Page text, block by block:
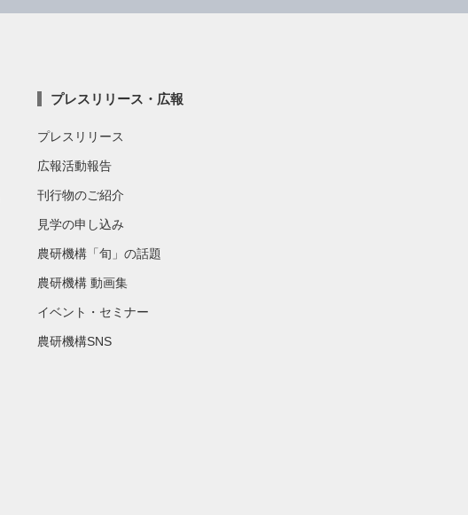
プレスリリース・広報
プレスリリース
広報活動報告
刊行物のご紹介
見学の申し込み
農研機構「旬」の話題
農研機構 動画集
イベント・セミナー
農研機構SNS